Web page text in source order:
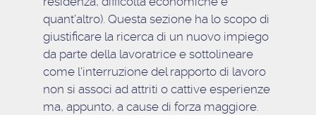
quant’altro). Questa sezione ha lo scopo di
giustificare la ricerca di un nuovo impiego
da parte della lavoratrice e sottolineare
come l’interruzione del rapporto di lavoro
non si associ ad attriti o cattive esperienze
ma, appunto, a cause di forza maggiore.